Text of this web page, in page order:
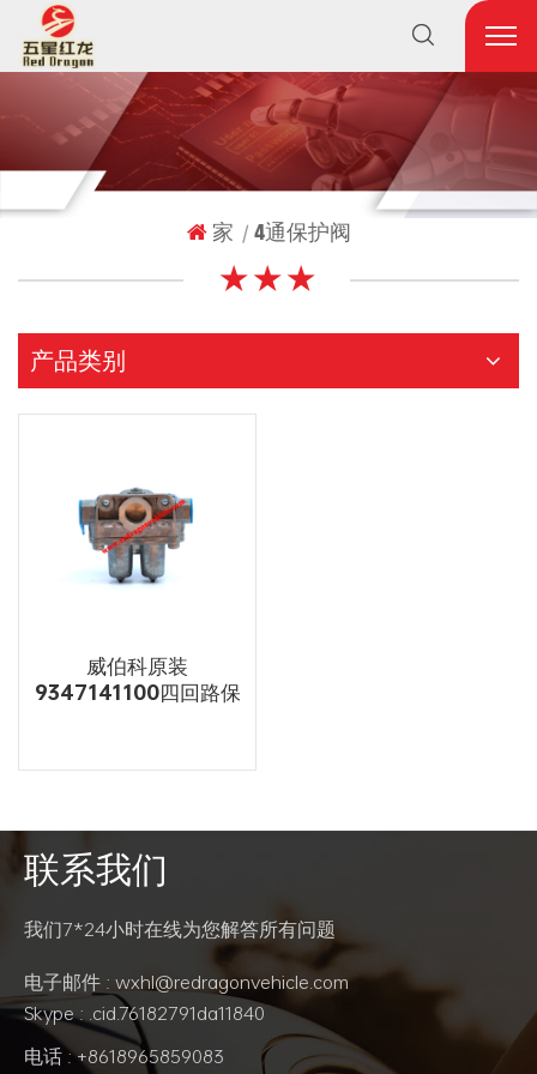
家 | 4通保护阀
★ ★ ★
产品类别
威伯科原装
9347141100四回路保
阅读更多
联系我们
我们7*24小时在线为您解答所有问题
电子邮件 : wxhl@redragonvehicle.com
Skype : .cid.76182791da11840
电话 : +8618965859083